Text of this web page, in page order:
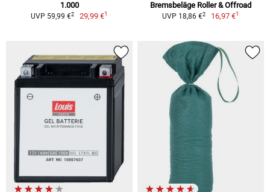
1.000
UVP 59,99 €2 29,99 €1
Bremsbeläge Roller & Offroad
UVP 18,86 €2 16,97 €1